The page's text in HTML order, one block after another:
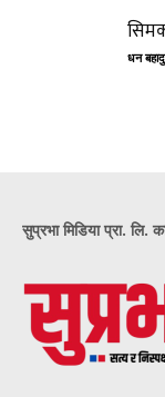
धन
सुप्रभा मिडिया प्रा. लि.